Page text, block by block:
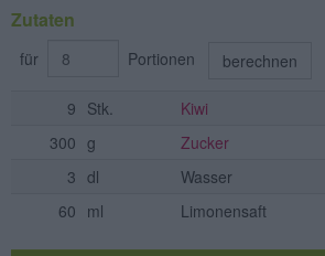
Zutaten
für Portionen berechnen
9 Stk.
Kiwi
300 g
Zucker
3 dl
Wasser
60 ml Limonensaft